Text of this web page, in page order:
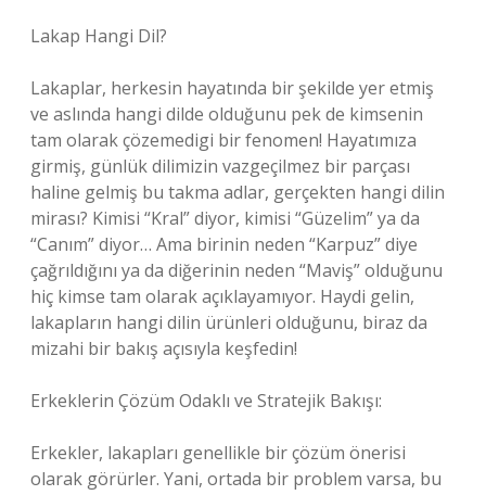
Lakap Hangi Dil?
Lakaplar, herkesin hayatında bir şekilde yer etmiş
ve aslında hangi dilde olduğunu pek de kimsenin
tam olarak çözemedigi bir fenomen! Hayatımıza
girmiş, günlük dilimizin vazgeçilmez bir parçası
haline gelmiş bu takma adlar, gerçekten hangi dilin
mirası? Kimisi “Kral” diyor, kimisi “Güzelim” ya da
“Canım” diyor… Ama birinin neden “Karpuz” diye
çağrıldığını ya da diğerinin neden “Maviş” olduğunu
hiç kimse tam olarak açıklayamıyor. Haydi gelin,
lakapların hangi dilin ürünleri olduğunu, biraz da
mizahi bir bakış açısıyla keşfedin!
Erkeklerin Çözüm Odaklı ve Stratejik Bakışı:
Erkekler, lakapları genellikle bir çözüm önerisi
olarak görürler. Yani, ortada bir problem varsa, bu